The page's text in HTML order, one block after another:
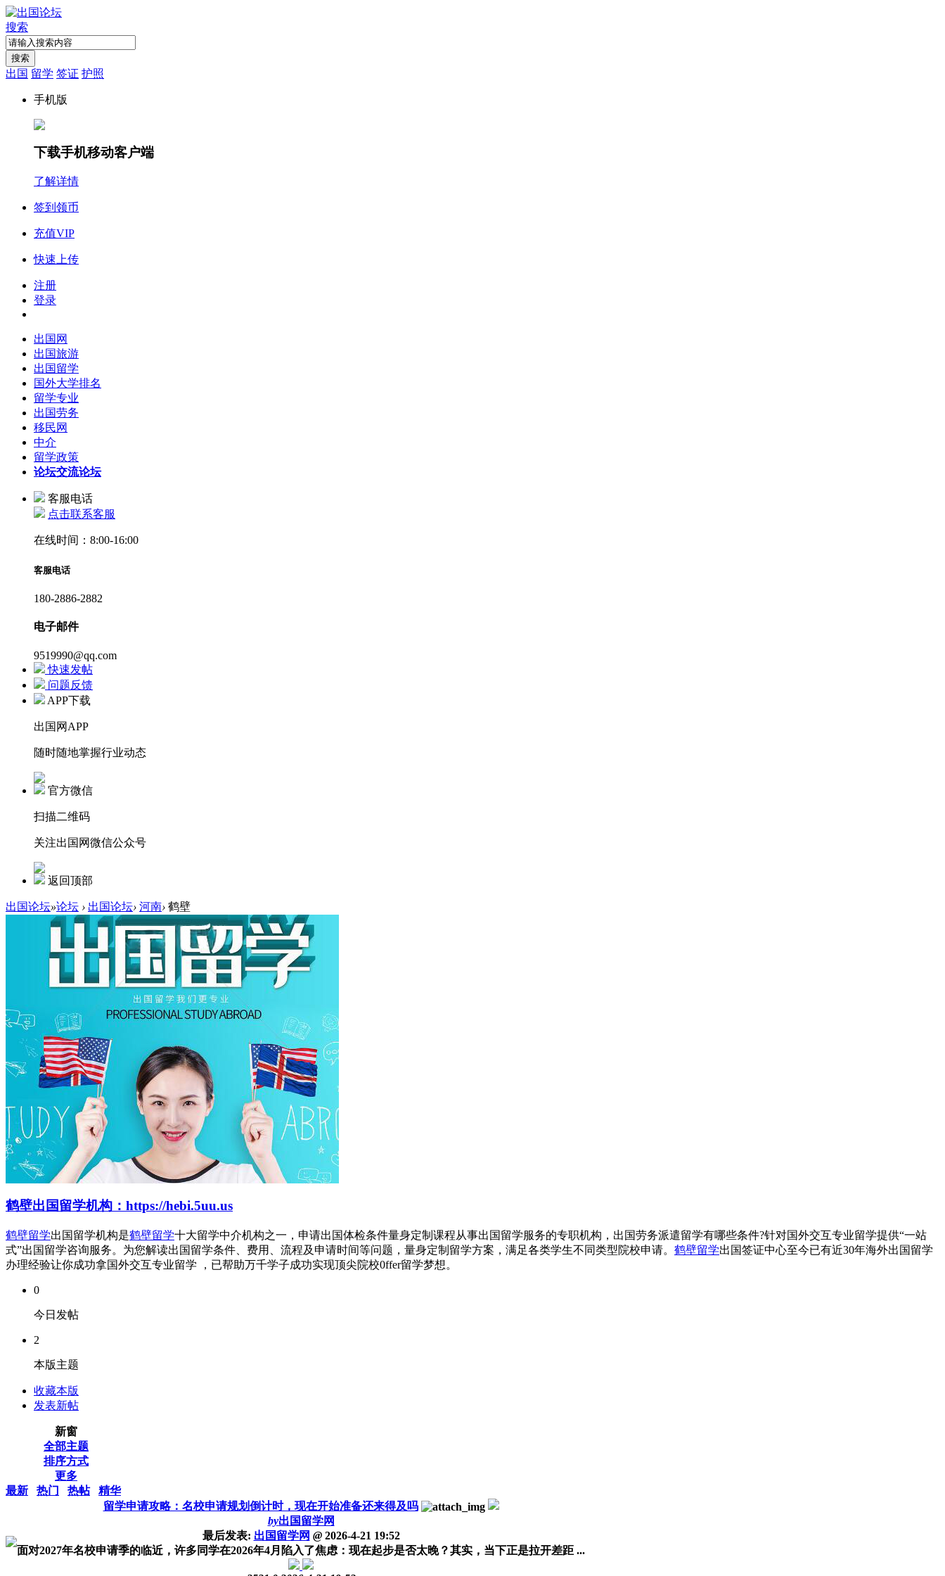
搜索
搜索
出国 留学 签证 护照
手机版
下载手机移动客户端
了解详情
签到领币
充值VIP
快速上传
注册
登录
出国网
出国旅游
出国留学
国外大学排名
留学专业
出国劳务
移民网
中介
留学政策
论坛交流论坛
客服电话
点击联系客服
在线时间：8:00-16:00
客服电话
180-2886-2882
电子邮件
9519990@qq.com
快速发帖
问题反馈
APP下载
出国网APP
随时随地掌握行业动态
官方微信
扫描二维码
关注出国网微信公众号
返回顶部
出国论坛»论坛 › 出国论坛› 河南› 鹤壁
鹤壁出国留学机构：https://hebi.5uu.us
鹤壁留学出国留学机构是鹤壁留学十大留学中介机构之一，申请出国体检条件量身定制课程从事出国留学服务的专职机构，出国劳务派遣留学有哪些条件?针对国外交互专业留学提供“一站
式”出国留学咨询服务。为您解读出国留学条件、费用、流程及申请时间等问题，量身定制留学方案，满足各类学生不同类型院校申请。 鹤壁留学出国签证中心至今已有近30年海外出国留学
办理经验让你成功拿国外交互专业留学 ，已帮助万千学子成功实现顶尖院校0ffer留学梦想。
0
今日发帖
2
本版主题
收藏本版
发表新帖
新窗
全部主题
排序方式
更多
最新
热门 热帖
精华
留学申请攻略：名校申请规划倒计时，现在开始准备还来得及吗
by出国留学网
最后发表: 出国留学网 @2026-4-21 19:52
面对2027年名校申请季的临近，许多同学在2026年4月陷入了焦虑：现在起步是否太晚？其实，当下正是拉开差距 ...